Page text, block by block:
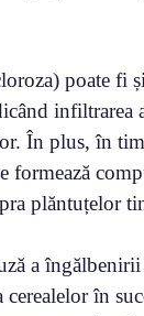
poate fi și
infiltrarea
În plus, în
formează
plăntuțelor
a îngălbenirii
în